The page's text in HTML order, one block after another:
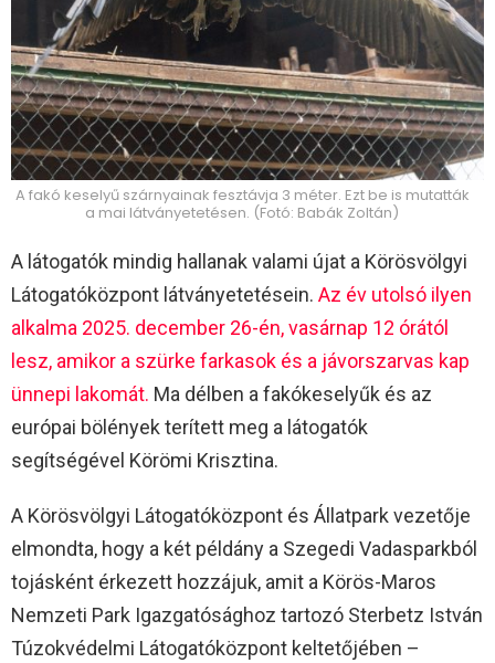
A fakó keselyű szárnyainak fesztávja 3 méter. Ezt be is mutatták
a mai látványetetésen. (Fotó: Babák Zoltán)
A látogatók mindig hallanak valami újat a Körösvölgyi
Látogatóközpont látványetetésein. Az év utolsó ilyen
alkalma 2025. december 26-én, vasárnap 12 órától
lesz, amikor a szürke farkasok és a jávorszarvas kap
ünnepi lakomát. Ma délben a fakókeselyűk és az
európai bölények terített meg a látogatók
segítségével Körömi Krisztina.
A Körösvölgyi Látogatóközpont és Állatpark vezetője
elmondta, hogy a két példány a Szegedi Vadasparkból
tojásként érkezett hozzájuk, amit a Körös-Maros
Nemzeti Park Igazgatósághoz tartozó Sterbetz István
Túzokvédelmi Látogatóközpont keltetőjében –